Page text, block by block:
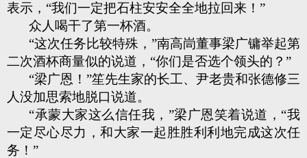
表示，“我们一定把石柱安安全全地拉回来！”
众人喝干了第一杯酒。
“这次任务比较特殊，”南高峝董事梁广镛举起第
二次酒杯商量似的说道，“你们是否选个领头的？”
“梁广恩！”笙先生家的长工、尹老贵和张德修三
人没加思索地脱口说道。
“承蒙大家这么信任我，”梁广恩笑着说道，“我
一定尽心尽力，和大家一起胜胜利利地完成这次任
务！”